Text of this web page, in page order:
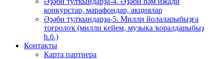
конкурстар, марафондар, акциялар
Әҙәби тулҡындарҙа-5. Милли йолаларыбыҙға
тоғролоҡ (милли кейем, музыка ҡоралдарыбыҙ
һ.б.)
Контакты
Карта партнера